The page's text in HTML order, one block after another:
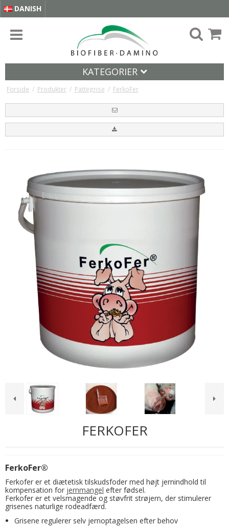
DANISH
KATEGORIER
Forside / Produkter / Pattegrise / FerkoFer
FERKOFER
FerkoFer®
Ferkofer er et diætetisk tilskudsfoder med højt jernindhold til
kompensation for jernmangel efter fødsel.
Ferkofer er et velsmagende og støvfrit strøjern, der stimulerer
grisenes naturlige rodeadfærd.
Grisene regulerer selv jernoptagelsen efter behov